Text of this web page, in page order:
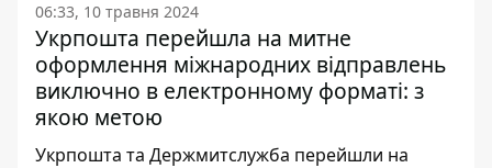
06:33, 10 травня 2024
Укрпошта перейшла на митне
оформлення міжнародних відправлень
виключно в електронному форматі: з
якою метою
Укрпошта та Держмитслужба перейшли на